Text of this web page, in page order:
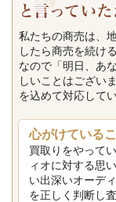
私たちの商売は、
したら商売を続け
なので「明日、あ
しいことはござい
を込めて対応して
心がけている
買取りをやって
ィオに対する思
い出深いオーデ
を正しく判断し